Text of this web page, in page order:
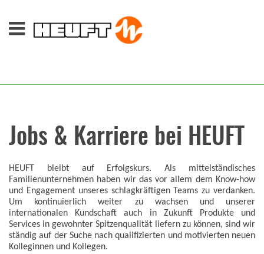
Jobs & Karriere bei HEUFT
HEUFT bleibt auf Erfolgskurs. Als mittelständisches
Familienunternehmen haben wir das vor allem dem Know-how
und Engagement unseres schlagkräftigen Teams zu verdanken.
Um kontinuierlich weiter zu wachsen und unserer
internationalen Kundschaft auch in Zukunft Produkte und
Services in gewohnter Spitzenqualität liefern zu können, sind wir
ständig auf der Suche nach qualifizierten und motivierten neuen
Kolleginnen und Kollegen.